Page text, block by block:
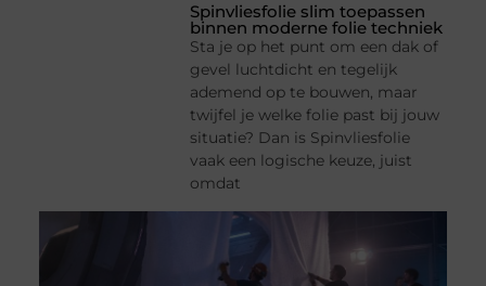
Spinvliesfolie slim toepassen
binnen moderne folie techniek
Sta je op het punt om een dak of
gevel luchtdicht en tegelijk
ademend op te bouwen, maar
twijfel je welke folie past bij jouw
situatie? Dan is Spinvliesfolie
vaak een logische keuze, juist
omdat